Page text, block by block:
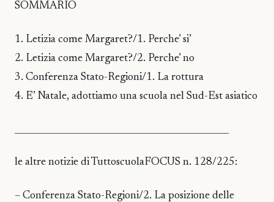
SOMMARIO
1. Letizia come Margaret?/1. Perche’ si’
2. Letizia come Margaret?/2. Perche’ no
3. Conferenza Stato-Regioni/1. La rottura
4. E’ Natale, adottiamo una scuola nel Sud-Est asiatico
le altre notizie di TuttoscuolaFOCUS n. 128/225:
– Conferenza Stato-Regioni/2. La posizione delle